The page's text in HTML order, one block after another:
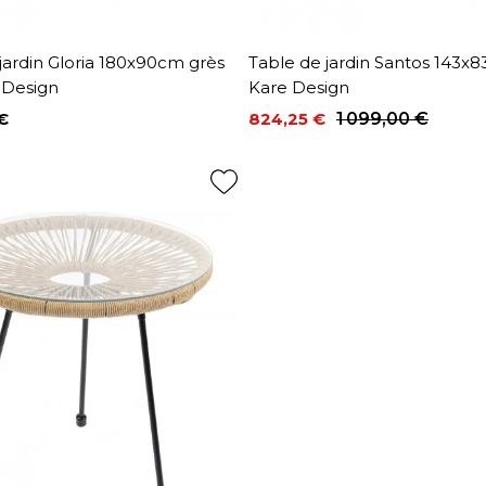
Gloria 180x90cm grès
Table de jardin Santos
Kare Design
Prix
824,25 €
Prix de base1 099,00 €